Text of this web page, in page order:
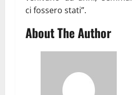
ci fossero stati”.
About The Author